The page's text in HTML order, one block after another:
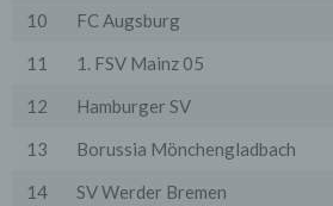
10
FC Augsburg
11
1. FSV Mainz 05
12
Hamburger SV
13
Borussia Mönchengladbach
14
SV Werder Bremen
und technischen Supports.
Wir übermitteln die Daten der
an einen Zahlungsdienstleister)
vertraglichen Verpflichtungen